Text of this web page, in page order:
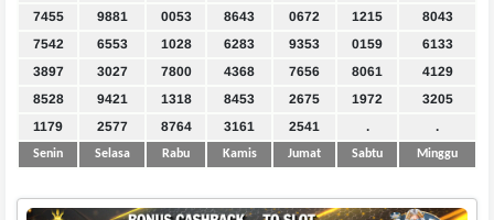
7455
9881 0053 8643 0672 1215
8043
7542
6553 1028 6283 9353 0159
6133
3897
3027 7800 4368 7656 8061
4129
8528
9421 1318 8453 2675 1972
3205
1179
2577 8764 3161 2541 . .
Senin Selasa Rabu Kamis Jumat Sabtu Minggu